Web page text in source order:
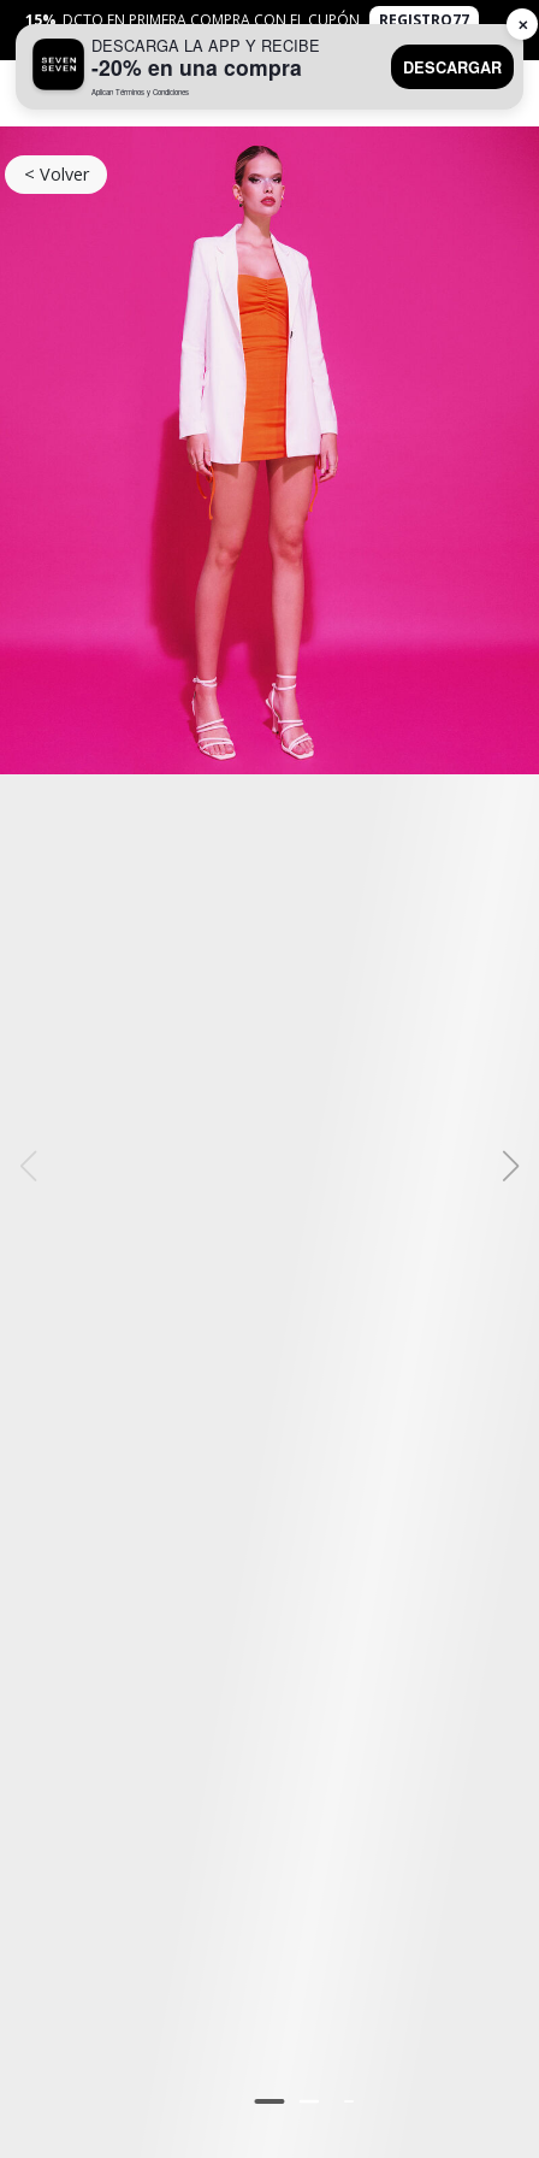
15% DCTO EN PRIMERA COMPRA CON EL CUPÓN
REGISTRO77
APLICANTYC
< Volver
DESCARGA LA APP Y RECIBE
-20% en una compra
Aplican Términos y Condiciones
DESCARGAR
✕